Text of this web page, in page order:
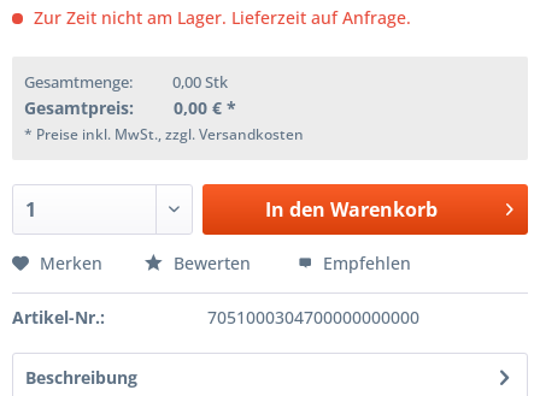
Zur Zeit nicht am Lager. Lieferzeit auf Anfrage.
Gesamtmenge: 0,00Stk
Gesamtpreis: 0,00 € *
* Preise inkl. MwSt., zzgl. Versandkosten
In den Warenkorb
Merken Bewerten Empfehlen
Artikel-Nr.: 7051000304700000000000
Beschreibung